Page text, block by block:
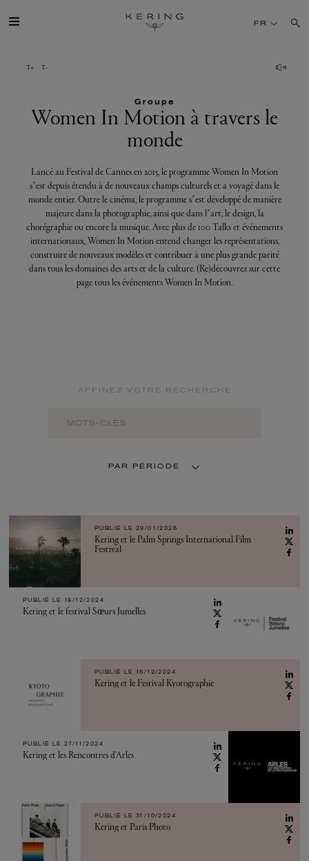
In
MAISONS
TALENT
DÉV. DURABLE
FINANCE
PRESSE
FR
Groupe
Women In Motion à travers le
monde
Lancé au Festival de Cannes en 2015, le programme Women In Motion
s’est depuis étendu à de nouveaux champs culturels et a voyagé dans le
monde entier. Outre le cinéma, le programme s’est développé de manière
majeure dans la photographie, ainsi que dans l’art, le design, la
chorégraphie ou encore la musique. Avec plus de 100 Talks et événements
internationaux, Women In Motion entend changer les représentations,
construire de nouveaux modèles et contribuer à une plus grande parité
dans tous les domaines des arts et de la culture. (Re)découvrez sur cette
page tous les événements Women In Motion.
AFFINEZ VOTRE RECHERCHE
PAR PÉRIODE
PUBLIÉ LE 29/01/2026
Kering et le Palm Springs International Film
Festival
PUBLIÉ LE 18/12/2024
Kering et le festival Sœurs Jumelles
PUBLIÉ LE 16/12/2024
Kering et le Festival Kyotographie
PUBLIÉ LE 27/11/2024
Kering et les Rencontres d'Arles
PUBLIÉ LE 31/10/2024
Kering et Paris Photo